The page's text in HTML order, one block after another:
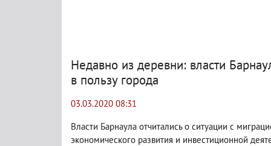
Недавно из деревни: власти
в пользу города
03.03.2020 08:31
Власти Барнаула отчитались о ситуации с
экономического развития и инвестиционной